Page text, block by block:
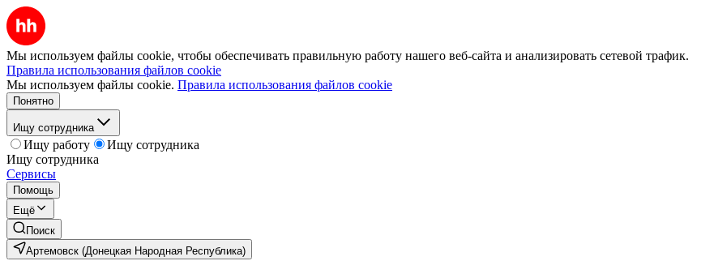
Мы используем файлы cookie, чтобы обеспечивать правильную работу нашего веб-сайта и анализировать сетевой трафик.
Правила использования файлов cookie
Мы используем файлы cookie. Правила использования файлов cookie
Понятно
Ищу сотрудника
Ищу работу
Ищу сотрудника
Ищу сотрудника
Сервисы
Помощь
Ещё
Поиск
Артемовск (Донецкая Народная Республика)